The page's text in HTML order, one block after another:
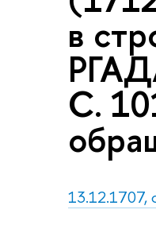
в
С.
13.12.1707,